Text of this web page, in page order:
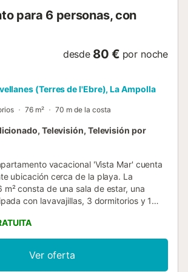
para 6 personas, con
desde 80 € por noche
(Terres de l'Ebre), La Ampolla
76 m² 70 m de la costa
Televisión, Televisión por
vacacional 'Vista Mar' cuenta
ubicación cerca de la playa. La
consta de una sala de estar, una
con lavavajillas, 3 dormitorios y 1
incluyen Wi-Fi de alta velocidad (apto
televisión, aire acondicionado
vacacional también tiene un
para relajarte por la noche. No se
Ver oferta